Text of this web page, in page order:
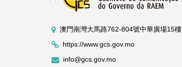
澳門南灣大馬路762-804號中華廣場15樓
https://www.gcs.gov.mo
info@gcs.gov.mo